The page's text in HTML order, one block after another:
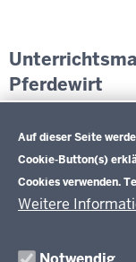
Auf dieser Seite
Cookie-Button(s)
Cookies verwenden.
Weitere
Pferdewirt
Informationen
Im